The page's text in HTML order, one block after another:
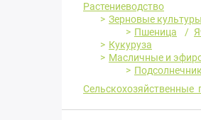
Растениеводство
Зерновые культуры
Пшеница
Кукуруза
Масличные и
Подсолнечник
Сельскохозяйственные